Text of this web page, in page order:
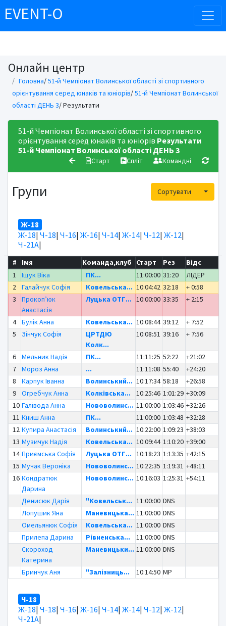
EVENT-O
Онлайн центр
Головна/51-й Чемпіонат Волинської області зі спортивного
орієнтування серед юнаків та юніорів/51-й Чемпiонат Волинської
областi ДЕНЬ 3/ Результати
51-й Чемпіонат Волинської області зі спортивного
орієнтування серед юнаків та юніорів Результати
51-й Чемпiонат Волинської областi ДЕНЬ 3
Старт Спліт Командні
Групи Сортувати
Ж-18
Ж-18| Ч-18| Ч-16| Ж-16| Ч-14| Ж-14| Ч-12| Ж-12|
Ч-21А|
# Імя Команда,клуб Старт Рез
Відс
1
Іщук Віка ПК... 11:00:00 31:20
ЛІДЕР
2
Галайчук Софія Ковельська... 10:04:42 32:18
+ 0:58
3
Прокопʼюк
Анастасія
Луцька ОТГ... 10:00:00 33:35 + 2:15
4 Булік Анна Ковельська... 10:08:44 39:12
+ 7:52
5
Зінчук Софія
ЦРТДЮ
Колк...
10:08:51 39:16 + 7:56
6 Мельник Надія ПК... 11:11:25 52:22
+21:02
7
Мороз Анна ... 11:11:08 55:40
+24:20
8
Карпук Іванна Волинський... 10:17:34 58:18
+26:58
9
Огребчук Анна Колківська... 10:25:46 1:01:29 +30:09
10 Галівода Анна Нововолинс... 11:00:00 1:03:46 +32:26
11 Книш Анна ПК... 11:00:00 1:03:48 +32:28
12 Купира Анастасія Волинський... 10:22:00 1:09:23 +38:03
13 Музичук Надія Ковельська... 10:09:44 1:10:20 +39:00
14 Приємська Софія Луцька ОТГ... 10:18:23 1:13:35 +42:15
15 Мучак Вероніка Нововолинс... 10:22:35 1:19:31 +48:11
16 Кондратюк
Дарина
Нововолинс... 10:16:03 1:25:31 +54:11
Денисюк Дарія "Ковельськ... 11:00:00 DNS
Лопушик Яна
Маневицька... 11:00:00 DNS
Омельянюк Софія
Ковельська... 11:00:00 DNS
Прилепа Дарина
Рівненська... 11:00:00 DNS
Скороход
Катерина
Маневицьки... 11:00:00 DNS
Бринчук Аня "Залізниць... 10:14:50 MP
Ч-18
Ж-18| Ч-18| Ч-16| Ж-16| Ч-14| Ж-14| Ч-12| Ж-12|
Ч-21А|